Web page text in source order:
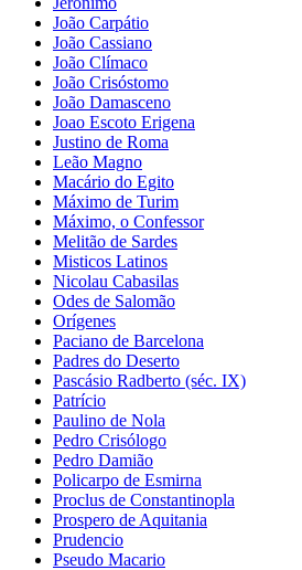
João Carpátio
João Cassiano
João Clímaco
João Crisóstomo
João Damasceno
Joao Escoto Erigena
Justino de Roma
Leão Magno
Macário do Egito
Máximo de Turim
Máximo, o Confessor
Melitão de Sardes
Misticos Latinos
Nicolau Cabasilas
Odes de Salomão
Orígenes
Paciano de Barcelona
Padres do Deserto
Pascásio Radberto (séc. IX)
Patrício
Paulino de Nola
Pedro Crisólogo
Pedro Damião
Policarpo de Esmirna
Proclus de Constantinopla
Prospero de Aquitania
Prudencio
Pseudo Macario